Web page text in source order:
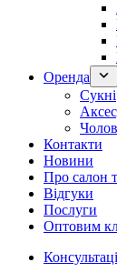
Оренда
Сукні
Контакти
Новини
Про салон
Відгуки
Послуги
Оптовим